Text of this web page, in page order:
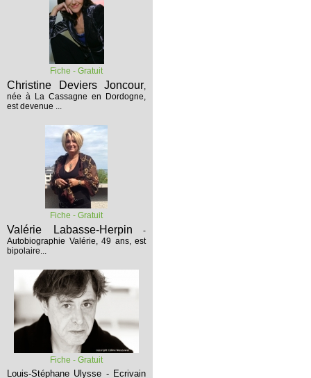
Fiche - Gratuit
Christine Deviers Joncour,
née à La Cassagne en Dordogne,
est devenue ...
Fiche - Gratuit
Valérie Labasse-Herpin -
Autobiographie Valérie, 49 ans, est
bipolaire...
Fiche - Gratuit
Louis-Stéphane Ulysse - Ecrivain